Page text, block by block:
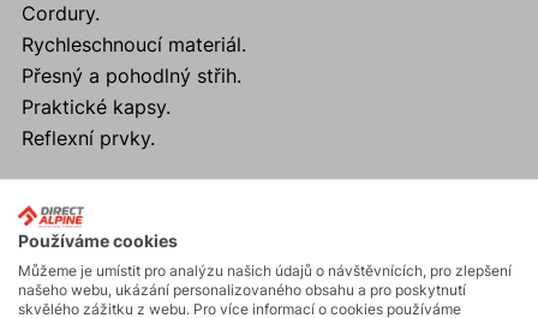
Cordury.
Rychleschnoucí materiál.
Přesný a pohodlný střih.
Praktické kapsy.
Reflexní prvky.
Aktivity
Používáme cookies
Můžeme je umístit pro analýzu našich údajů o návštěvnících, pro zlepšení
našeho webu, ukázání personalizovaného obsahu a pro poskytnutí
skvělého zážitku z webu. Pro více informací o cookies používáme